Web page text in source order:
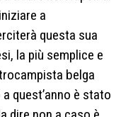
a
questa sua
la più semplice e
belga
quest’anno è stato